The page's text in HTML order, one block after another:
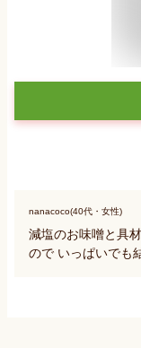
nanacoco(40代・女性)
減塩のお味噌と具
ので いっぱいでも